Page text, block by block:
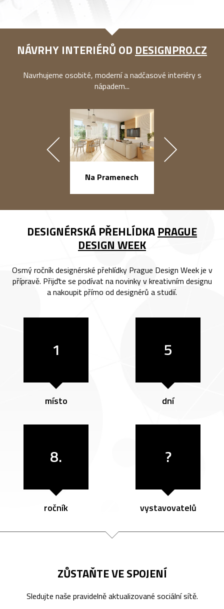
NÁVRHY INTERIÉRŮ OD DESIGNPRO.CZ
Navrhujeme osobité, moderní a nadčasové interiéry s
nápadem...
Na Pramenech
DESIGNÉRSKÁ PŘEHLÍDKA PRAGUE
DESIGN WEEK
Osmý ročník designérské přehlídky Prague Design Week je v
přípravě. Přijďte se podívat na novinky v kreativním designu
a nakoupit přímo od designérů a studií.
1
místo
5
dní
8.
ročník
?
vystavovatelů
ZŮSTAŇTE VE SPOJENÍ
Sledujte naše pravidelně aktualizované sociální sítě.